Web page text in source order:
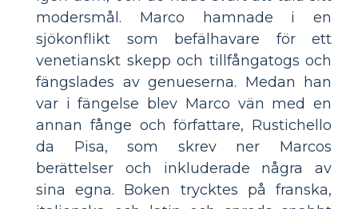
modersmål. Marco hamnade i en
sjökonflikt som befälhavare för ett
venetianskt skepp och tillfångatogs och
fängslades av genueserna. Medan han
var i fängelse blev Marco vän med en
annan fånge och författare, Rustichello
da Pisa, som skrev ner Marcos
berättelser och inkluderade några av
sina egna. Boken trycktes på franska,